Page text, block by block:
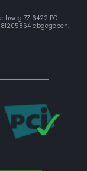
7Z 6422 PC
abgegeben.